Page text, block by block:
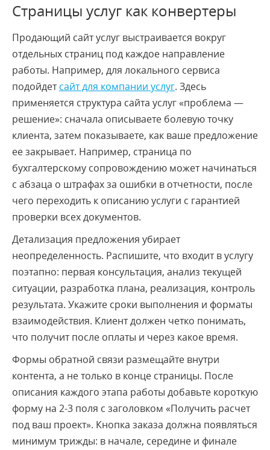
Страницы услуг как конвертеры
Продающий сайт услуг выстраивается вокруг
отдельных страниц под каждое направление
работы. Например, для локального сервиса
подойдетсайт для компании услуг. Здесь
применяется структура сайта услуг «проблема —
решение»: сначала описываете болевую точку
клиента, затем показываете, как ваше предложение
ее закрывает. Например, страница по
бухгалтерскому сопровождению может начинаться
с абзаца о штрафах за ошибки в отчетности, после
чего переходить к описанию услуги с гарантией
проверки всех документов.
Детализация предложения убирает
неопределенность. Распишите, что входит в услугу
поэтапно: первая консультация, анализ текущей
ситуации, разработка плана, реализация, контроль
результата. Укажите сроки выполнения и форматы
взаимодействия. Клиент должен четко понимать,
что получит после оплаты и через какое время.
Формы обратной связи размещайте внутри
контента, а не только в конце страницы. После
описания каждого этапа работы добавьте короткую
форму на 2-3 поля с заголовком «Получить расчет
под ваш проект». Кнопка заказа должна появляться
минимум трижды: в начале, середине и финале